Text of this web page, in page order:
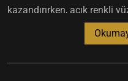
kazandırırken, açık renkli